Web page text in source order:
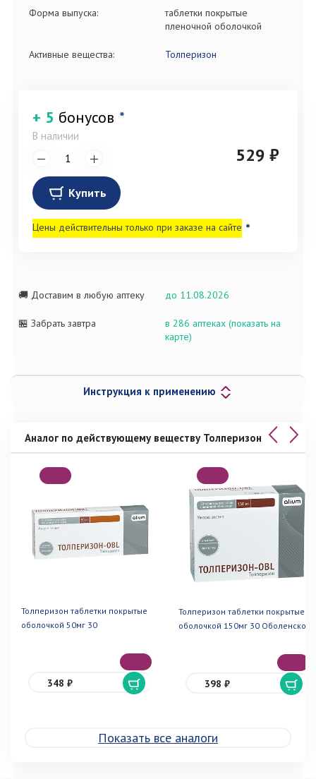
Форма выпуска:
таблетки покрытые
пленочной оболочкой
Активные вещества: Толперизон
+ 5 бонусов *
В наличии
529 ₽
Купить
Цены действительны только при заказе на сайте *
🚚 Доставим в любую аптеку до 11.08.2026
🏪 Забрать завтра
в 286 аптеках (показать на
карте)
Инструкция к применению
Аналог по действующему веществу Толперизон
Толперизон таблетки покрытые
оболочкой 50мг 30
348 ₽
Толперизон таблетки покрытые
оболочкой 150мг 30 Оболенское
398 ₽
Показать все аналоги